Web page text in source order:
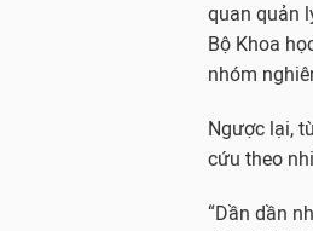
quan quản
Bộ Khoa
nhóm
Ngược lại,
cứu theo
“Dần dần